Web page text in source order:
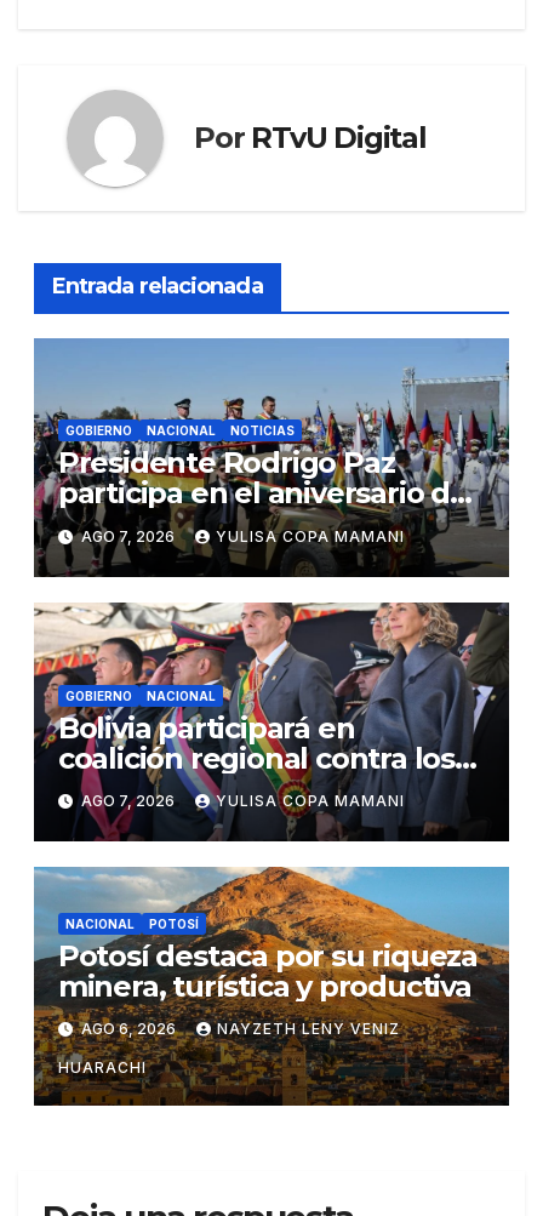
Por RTvU Digital
Entrada relacionada
GOBIERNO NACIONAL NOTICIAS
Presidente Rodrigo Paz
participa en el aniversario de
las Fuerzas Armadas
AGO 7, 2026 YULISA COPA MAMANI
GOBIERNO NACIONAL
Bolivia participará en
coalición regional contra los
cárteles del narcotráfico
AGO 7, 2026 YULISA COPA MAMANI
NACIONAL POTOSÍ
Potosí destaca por su riqueza
minera, turística y productiva
AGO 6, 2026 NAYZETH LENY VENIZ
HUARACHI